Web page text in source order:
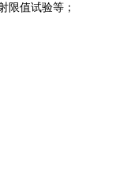
限值试验等；